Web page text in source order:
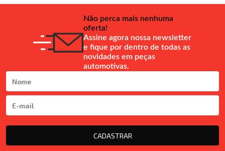
Não perca mais nenhuma
oferta!
Assine agora nossa newsletter
e fique por dentro de todas as
novidades em peças
automotivas.
CADASTRAR